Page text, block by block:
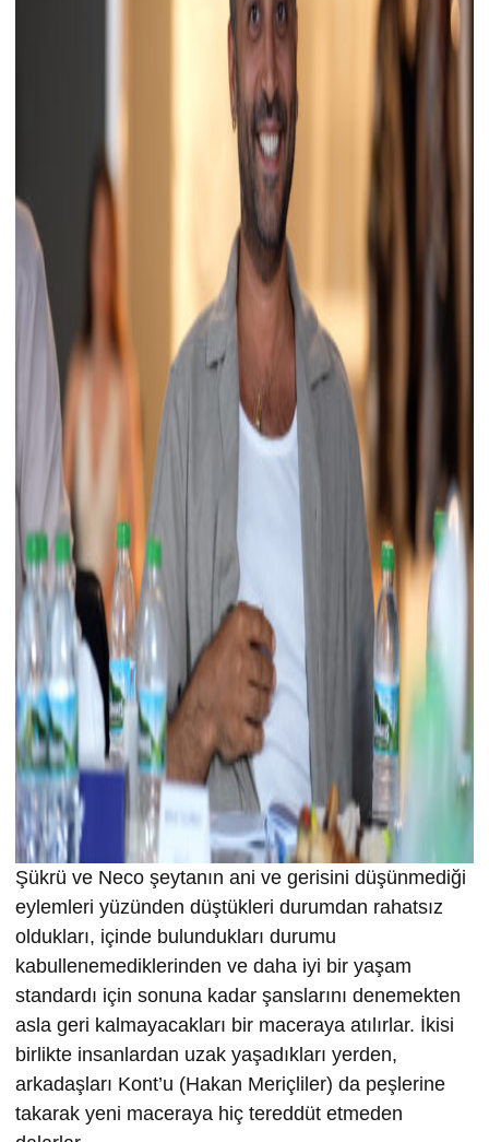
Şükrü ve Neco şeytanın ani ve gerisini düşünmediği
eylemleri yüzünden düştükleri durumdan rahatsız
oldukları, içinde bulundukları durumu
kabullenemediklerinden ve daha iyi bir yaşam
standardı için sonuna kadar şanslarını denemekten
asla geri kalmayacakları bir maceraya atılırlar. İkisi
birlikte insanlardan uzak yaşadıkları yerden,
arkadaşları Kont’u (Hakan Meriçliler) da peşlerine
takarak yeni maceraya hiç tereddüt etmeden